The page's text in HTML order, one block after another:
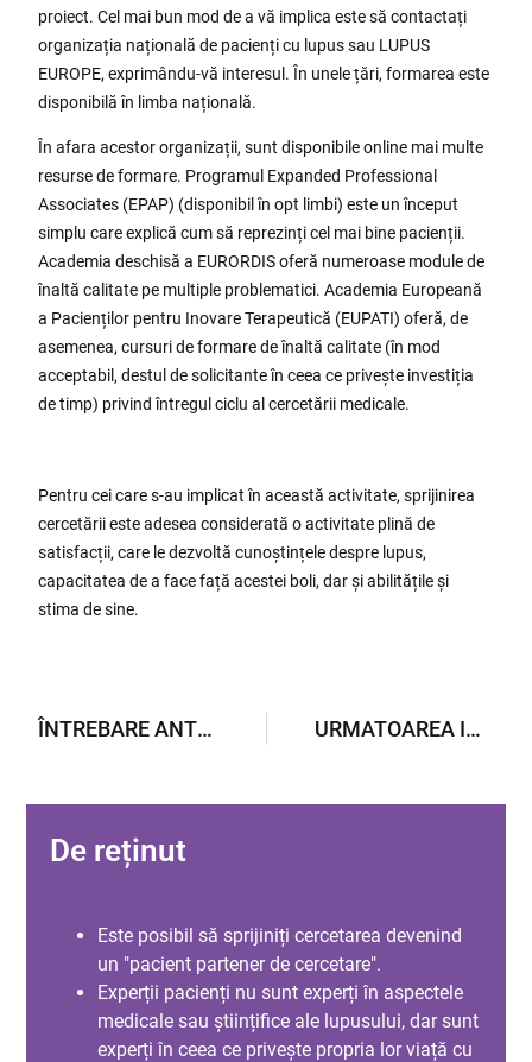
proiect. Cel mai bun mod de a vă implica este să contactați
organizația națională de pacienți cu lupus sau LUPUS
EUROPE, exprimându-vă interesul. În unele țări, formarea este
disponibilă în limba națională.
În afara acestor organizații, sunt disponibile online mai multe
resurse de formare. Programul Expanded Professional
Associates (EPAP) (disponibil în opt limbi) este un început
simplu care explică cum să reprezinți cel mai bine pacienții.
Academia deschisă a EURORDIS oferă numeroase module de
înaltă calitate pe multiple problematici. Academia Europeană
a Pacienților pentru Inovare Terapeutică (EUPATI) oferă, de
asemenea, cursuri de formare de înaltă calitate (în mod
acceptabil, destul de solicitante în ceea ce privește investiția
de timp) privind întregul ciclu al cercetării medicale.
Pentru cei care s-au implicat în această activitate, sprijinirea
cercetării este adesea considerată o activitate plină de
satisfacții, care le dezvoltă cunoștințele despre lupus,
capacitatea de a face față acestei boli, dar și abilitățile și
stima de sine.
ÎNTREBARE ANTERIOARĂ URMATOAREA INTREBARE
De reținut
Este posibil să sprijiniți cercetarea devenind
un "pacient partener de cercetare".
Experții pacienți nu sunt experți în aspectele
medicale sau științifice ale lupusului, dar sunt
experți în ceea ce privește propria lor viață cu